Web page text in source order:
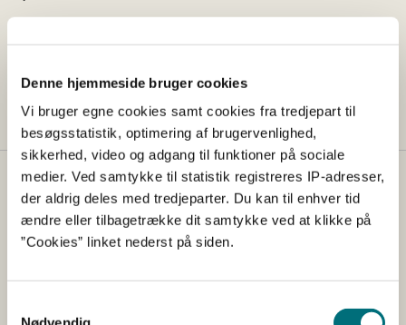
Denne hjemmeside bruger cookies
Vi bruger egne cookies samt cookies fra tredjepart til
besøgsstatistik, optimering af brugervenlighed,
sikkerhed, video og adgang til funktioner på sociale
medier. Ved samtykke til statistik registreres IP-adresser,
der aldrig deles med tredjeparter. Du kan til enhver tid
ændre eller tilbagetrække dit samtykke ved at klikke på
”Cookies” linket nederst på siden.
Tid:
16-12-2025 kl. 14.20
Kontakt
Styrelsen for Grøn Arealomlægning og Vandmiljø
Nyropsgade 30
E-mail:
mail@sgav.dk